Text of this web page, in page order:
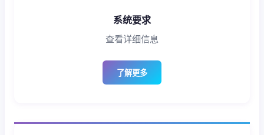
系统要求
查看详细信息
了解更多